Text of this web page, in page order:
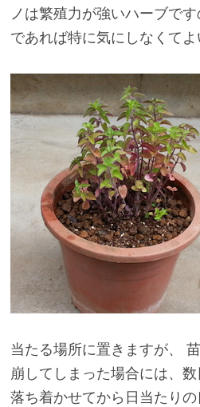
ノは繁殖力が強いハーブで
であれば特に気にしなくてよ
当たる場所に置きますが、
崩してしまった場合には、
落ち着かせてから日当たり